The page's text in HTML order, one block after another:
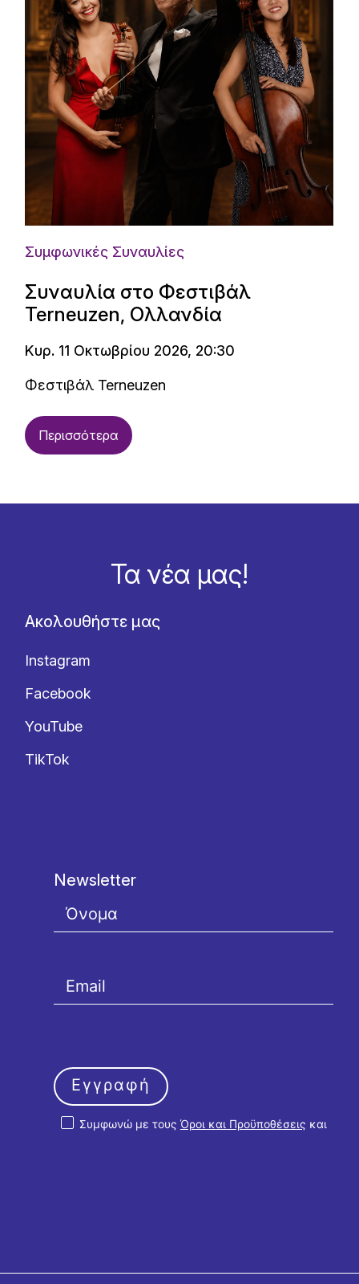
Συμφωνικές Συναυλίες
Συναυλία στο Φεστιβάλ
Terneuzen, Ολλανδία
Κυρ. 11 Οκτωβρίου 2026, 20:30
Φεστιβάλ Terneuzen
Περισσότερα
Τα νέα μας!
Ακολουθήστε μας
Instagram
Facebook
YouTube
TikTok
Newsletter
Συμφωνώ με τους Όροι και Προϋποθέσεις και
Εγγραφή